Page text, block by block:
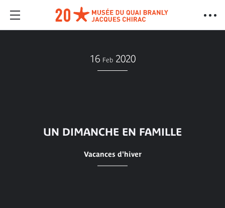
16 Feb 2020
UN DIMANCHE EN FAMILLE
Vacances d'hiver